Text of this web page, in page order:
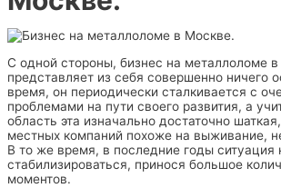
С одной стороны, бизнес на металлоломе
представляет из себя совершенно ничего
время, он периодически сталкивается с
проблемами на пути своего развития, а
область эта изначально достаточно
местных компаний похоже на выживание,
В то же время, в последние годы ситуация
стабилизироваться, принося большое
моментов.